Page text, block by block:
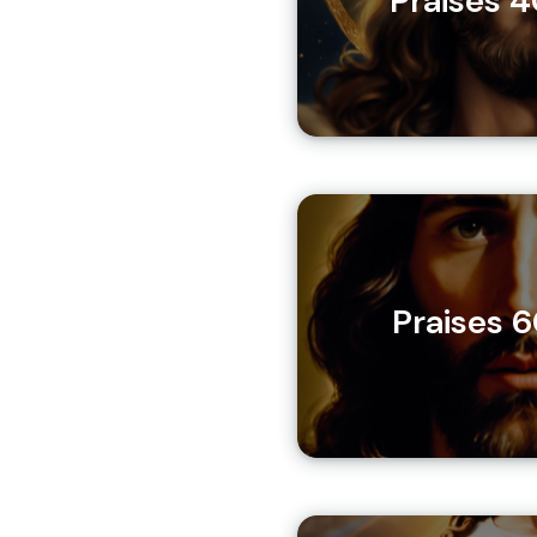
Praises